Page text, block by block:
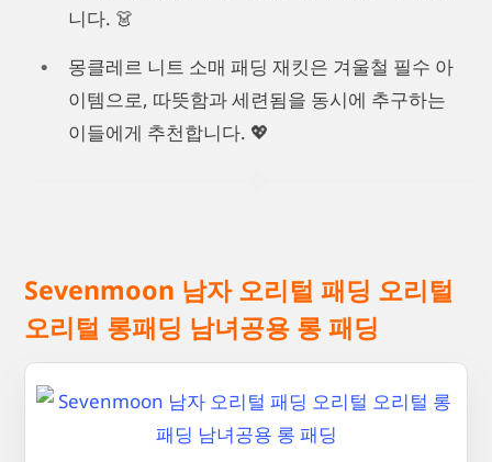
니다. 👗
몽클레르 니트 소매 패딩 재킷은 겨울철 필수 아
이템으로, 따뜻함과 세련됨을 동시에 추구하는
이들에게 추천합니다. 💖
Sevenmoon 남자 오리털 패딩 오리털
오리털 롱패딩 남녀공용 롱 패딩